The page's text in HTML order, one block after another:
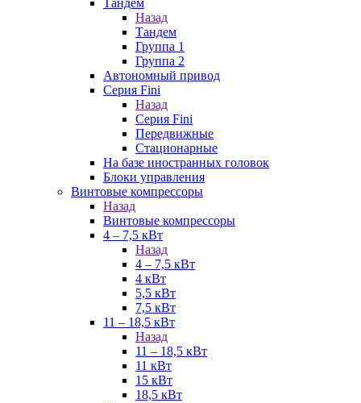
Тандем
Назад
Тандем
Группа 1
Группа 2
Автономный привод
Серия Fini
Назад
Серия Fini
Передвижные
Стационарные
На базе иностранных головок
Блоки управления
Винтовые компрессоры
Назад
Винтовые компрессоры
4 – 7,5 кВт
Назад
4 – 7,5 кВт
4 кВт
5,5 кВт
7,5 кВт
11 – 18,5 кВт
Назад
11 – 18,5 кВт
11 кВт
15 кВт
18,5 кВт